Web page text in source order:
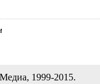
1999-2015.